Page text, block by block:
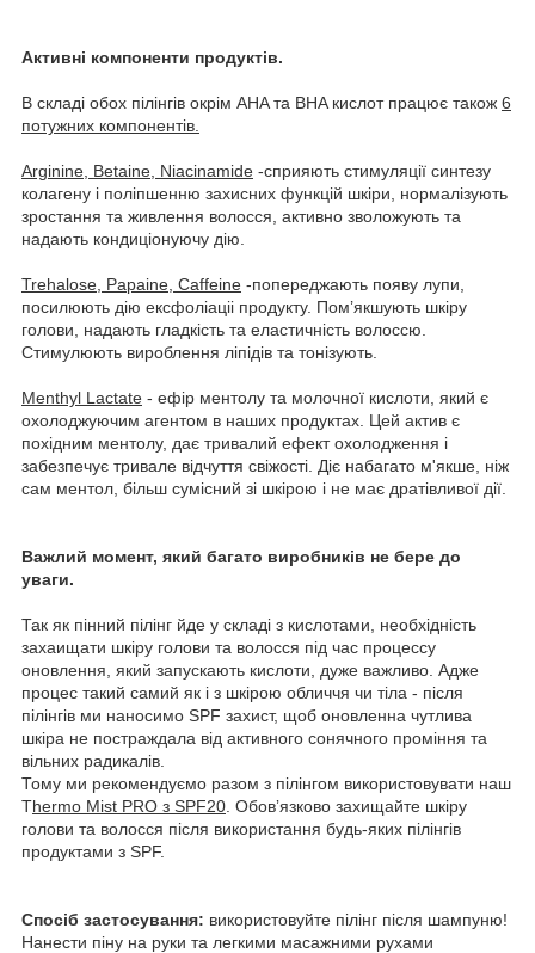
Активні компоненти продуктів.
В складі обох пілінгів окрім AHA та ВHA кислот працює також 6
потужних компонентів.
Arginine, Betaine, Niacinamide -сприяють стимуляції синтезу
колагену і поліпшенню захисних функцій шкіри, нормалізують
зростання та живлення волосся, активно зволожують та
надають кондиціонуючу дію.
Trehalose, Papaine, Caffeine -попереджають появу лупи,
посилюють дію ексфоліаціі продукту. Пом’якшують шкіру
голови, надають гладкість та еластичність волоссю.
Стимулюють вироблення ліпідів та тонізують.
Menthyl Lactate - ефір ментолу та молочної кислоти, який є
охолоджуючим агентом в наших продуктах. Цей актив є
похідним ментолу, дає тривалий ефект охолодження і
забезпечує тривале відчуття свіжості. Діє набагато м'якше, ніж
сам ментол, більш сумісний зі шкірою і не має дратівливої дії.
Важлий момент, який багато виробників не бере до
уваги.
Так як пінний пілінг йде у складі з кислотами, необхідність
захаищати шкіру голови та волосся під час процессу
оновлення, який запускають кислоти, дуже важливо. Адже
процес такий самий як і з шкірою обличчя чи тіла - після
пілінгів ми наносимо SPF захист, щоб оновленна чутлива
шкіра не постраждала від активного сонячного проміння та
вільних радикалів.
Тому ми рекомендуємо разом з пілінгом використовувати наш
Thermo Mist PRO з SPF20 . Обовʼязково захищайте шкіру
голови та волосся після використання будь-яких пілінгів
продуктами з SPF.
Спосіб застосування: використовуйте пілінг після шампуню!
Нанести піну на руки та легкими масажними рухами